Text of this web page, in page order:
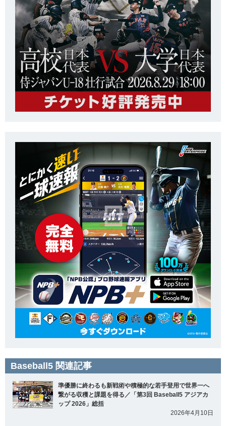
Baseball5 関連記事
準優勝に終わるも新戦術や積極的な若手登用で世界一へ
繋がる収穫と課題を得る／「第3回 Baseball5 アジアカ
ップ 2026」総括
2026年4月10日